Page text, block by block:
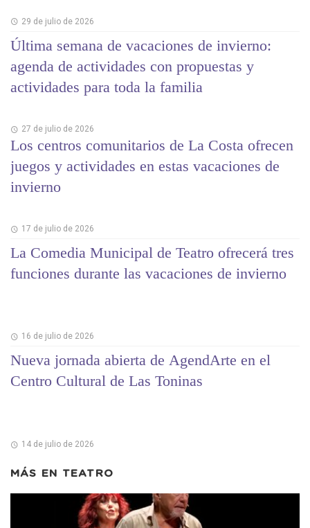
29 de julio de 2026
Última semana de vacaciones de invierno:
agenda de actividades con propuestas y
actividades para toda la familia
27 de julio de 2026
Los centros comunitarios de La Costa ofrecen
juegos y actividades en estas vacaciones de
invierno
17 de julio de 2026
La Comedia Municipal de Teatro ofrecerá tres
funciones durante las vacaciones de invierno
16 de julio de 2026
Nueva jornada abierta de AgendArte en el
Centro Cultural de Las Toninas
14 de julio de 2026
MÁS EN TEATRO